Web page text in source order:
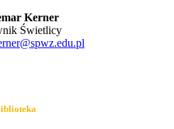
Kerner
Świetlicy